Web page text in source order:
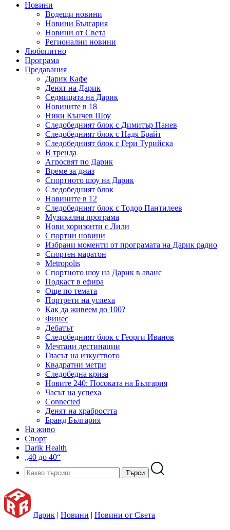
Новини
Водещи новини
Новини България
Новини от Света
Регионални новини
Любопитно
Програма
Предавания
Дарик Кафе
Денят на Дарик
Седмицата на Дарик
Новините в 18
Ники Кънчев Шоу
Следобедният блок с Димитър Панев
Следобедният блок с Надя Брайт
Следобедният блок с Гери Турийска
В тренда
Агросвят по Дарик
Време за джаз
Спортното шоу на Дарик
Следобедният блок
Новините в 12
Следобедният блок с Тодор Пантилеев
Музикална програма
Нови хоризонти с Лили
Спортни новини
Избрани моменти от програмата на Дарик радио
Спортен маратон
Metropolis
Спортното шоу на Дарик в аванс
Подкаст в ефира
Още по темата
Портрети на успеха
Как да живеем до 100?
Финес
Дебатът
Следобедният блок с Георги Иванов
Мечтани дестинации
Гласът на изкуството
Квадратни метри
Следобедна криза
Новите 240: Посоката на България
Часът на успеха
Connected
Денят на храбростта
Бранд България
На живо
Спорт
Darik Health
„40 до 40“
Дарик | Новини | Новини от Света